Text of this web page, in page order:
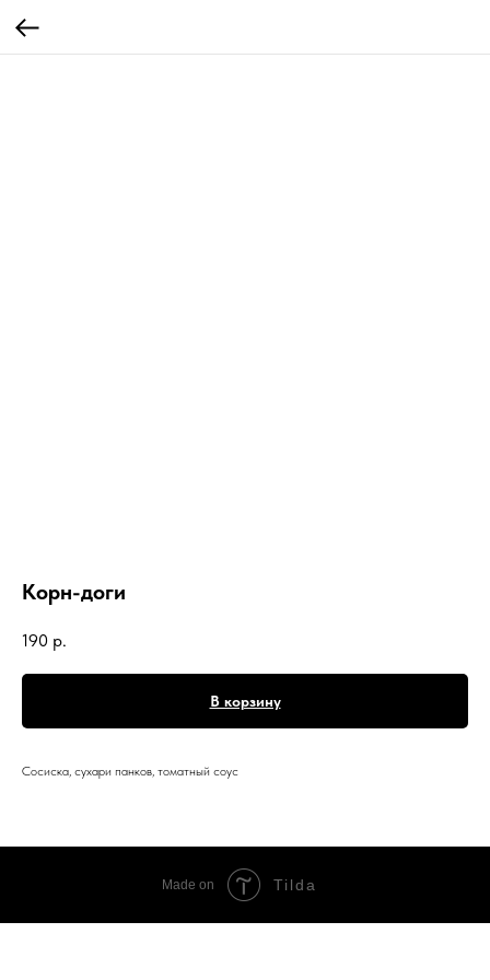
Корн-доги
190 р.
В корзину
Сосиска, сухари панков, томатный соус
Made on Tilda